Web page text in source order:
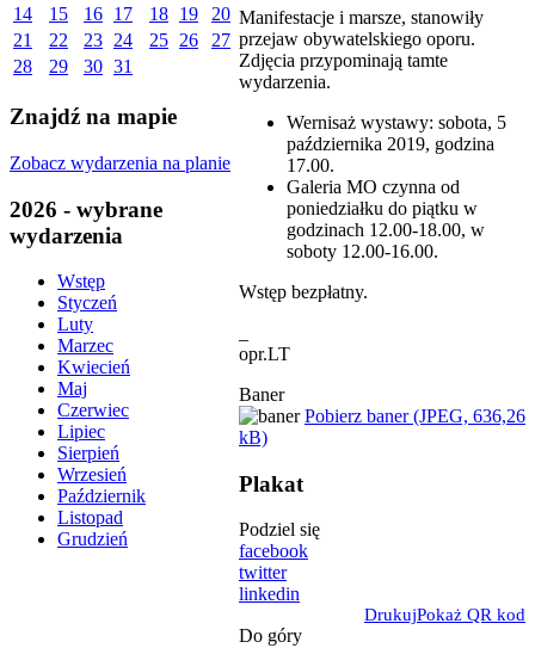
14
15 16 17 18 19
20
21
22 23 24 25 26
27
28
29 30 31
Znajdź na mapie
Zobacz wydarzenia na planie
2026 - wybrane
wydarzenia
Wstęp
Styczeń
Luty
Marzec
Kwiecień
Maj
Czerwiec
Lipiec
Sierpień
Wrzesień
Październik
Listopad
Grudzień
Manifestacje i marsze, stanowiły
przejaw obywatelskiego oporu.
Zdjęcia przypominają tamte
wydarzenia.
Wernisaż wystawy: sobota, 5
października 2019, godzina
17.00.
Galeria MO czynna od
poniedziałku do piątku w
godzinach 12.00-18.00, w
soboty 12.00-16.00.
Wstęp bezpłatny.
opr.LT
Baner
Pobierz baner (JPEG, 636,26
kB)
Plakat
Podziel się
facebook
twitter
linkedin
DrukujPokaż QR kod
Do góry